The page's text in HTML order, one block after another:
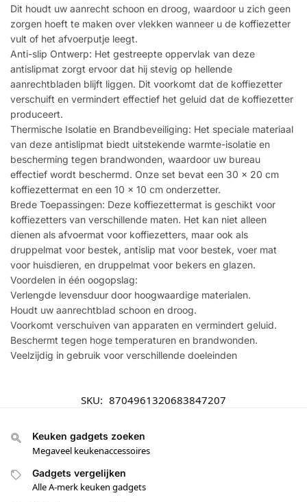
Dit houdt uw aanrecht schoon en droog, waardoor u zich geen
zorgen hoeft te maken over vlekken wanneer u de koffiezetter
vult of het afvoerputje leegt.
Anti-slip Ontwerp: Het gestreepte oppervlak van deze
antislipmat zorgt ervoor dat hij stevig op hellende
aanrechtbladen blijft liggen. Dit voorkomt dat de koffiezetter
verschuift en vermindert effectief het geluid dat de koffiezetter
produceert.
Thermische Isolatie en Brandbeveiliging: Het speciale materiaal
van deze antislipmat biedt uitstekende warmte-isolatie en
bescherming tegen brandwonden, waardoor uw bureau
effectief wordt beschermd. Onze set bevat een 30 x 20 cm
koffiezettermat en een 10 x 10 cm onderzetter.
Brede Toepassingen: Deze koffiezettermat is geschikt voor
koffiezetters van verschillende maten. Het kan niet alleen
dienen als afvoermat voor koffiezetters, maar ook als
druppelmat voor bestek, antislip mat voor bestek, voer mat
voor huisdieren, en druppelmat voor bekers en glazen.
Voordelen in één oogopslag:
Verlengde levensduur door hoogwaardige materialen.
Houdt uw aanrechtblad schoon en droog.
Voorkomt verschuiven van apparaten en vermindert geluid.
Beschermt tegen hoge temperaturen en brandwonden.
Veelzijdig in gebruik voor verschillende doeleinden
SKU: 8704961320683847207
Keuken gadgets zoeken
Megaveel keukenaccessoires
Gadgets vergelijken
Alle A-merk keuken gadgets